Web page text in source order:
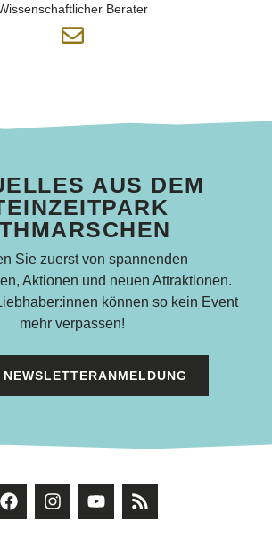
Berater
AUS DEM
Sie zuerst von spannenden
Aktionen und neuen Attraktionen.
können so kein Event
mehr verpassen!